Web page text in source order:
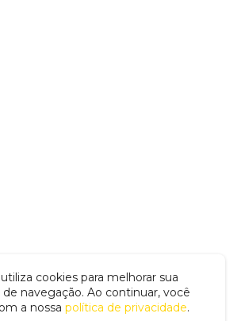
cookies para melhorar sua
de navegação. Ao continuar, você
a nossa política de privacidade.